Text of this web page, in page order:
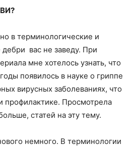
в терминологические и
вас не заведу. При
мне хотелось узнать, что
появилось в науке о гриппе
вирусных заболеваниях, что
профилактике. Просмотрела
статей на эту тему.
немного. В терминологии